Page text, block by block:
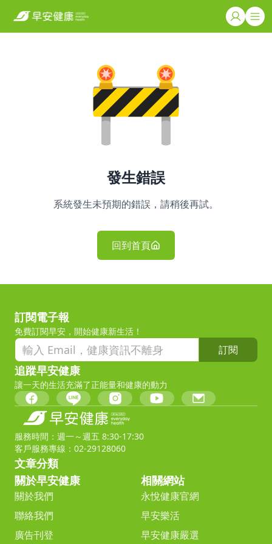
發生錯誤
系統發生未預期的錯誤，請稍後再試。
回到首頁
訂閱電子報
免費訂閱早安，開始健康新生活！
訂閱
追蹤早安健康
讓一天的生活充滿了正能量和健康的動力
服務時間：週一～週五 8:30-17:30
客戶服務專線：02-29128060
文章分類
關於早安健康
關於我們
聯絡我們
廣告刊登
相關網站
永悅健康官網
早安樂活
早安健康嚴選